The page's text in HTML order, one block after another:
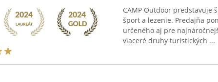
CAMP Outdoor predstavuje
šport a lezenie. Predajňa
určeného aj pre
viaceré druhy turistických ...